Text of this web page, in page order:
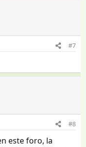
#7
#8
este foro, la